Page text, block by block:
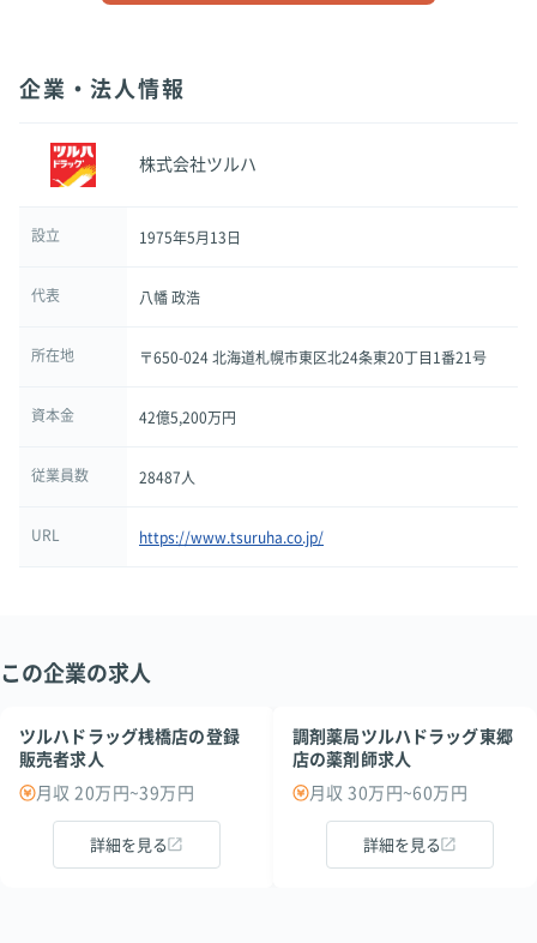
企業・法人情報
株式会社ツルハ
設立 1975年5月13日
代表 八幡 政浩
所在地 〒650-024 北海道札幌市東区北24条東20丁目1番21号
資本金 42億5,200万円
従業員数 28487人
URL https://www.tsuruha.co.jp/
この企業の求人
ツルハドラッグ桟橋店の登録
販売者求人
月収 20万円~39万円
詳細を見る
調剤薬局ツルハドラッグ東郷
店の薬剤師求人
月収 30万円~60万円
詳細を見る